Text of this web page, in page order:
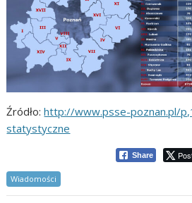
Źródło:http://www.psse-poznan.pl/
statystyczne
Share
Wiadomości